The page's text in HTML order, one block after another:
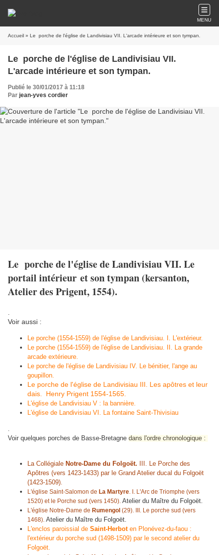
MENU
Accueil » Le porche de l'église de Landivisiau VII. L'arcade intérieure et son tympan.
Le porche de l'église de Landivisiau VII.
L'arcade intérieure et son tympan.
Publié le 30/01/2017 à 11:18
Par jean-yves cordier
Le porche de l'église de Landivisiau VII. Le
portail intérieur et son tympan (kersanton,
Atelier des Prigent, 1554).
Voir aussi :
Le porche (1554-1559) de l'église de Landivisiau. I. L'extérieur.
Le porche (1554-1559) de l'église de Landivisiau. II. La grande
arcade extérieure.
Le porche de l'église de Landivisiau IV. Le bénitier, l'ange au
goupillon.
Le porche de l'église de Landivisiau III. Les apôtres et leur
dais. Henry Prigent 1554-1565.
L'église de Landivisiau V : la bannière.
L'église de Landivisiau VI. La fontaine Saint-Thivisiau
.
Voir quelques porches de Basse-Bretagne dans l'ordre chronologique :
La Collégiale Notre-Dame du Folgoët. III. Le Porche des
Apôtres (vers 1423-1433) par le Grand Atelier ducal du Folgoët
(1423-1509).
L'église Saint-Salomon de La Martyre. I. L'Arc de Triomphe (vers
1520) et le Porche sud (vers 1450). Atelier du Maître du Folgoët.
L'église Notre-Dame de Rumengol (29). III. Le porche sud (vers
1468). Atelier du Maître du Folgoët.
L'enclos paroissial de Saint-Herboten Plonévez-du-faou :
l'extérieur du porche sud (1498-1509) par le second atelier du
Folgoët.